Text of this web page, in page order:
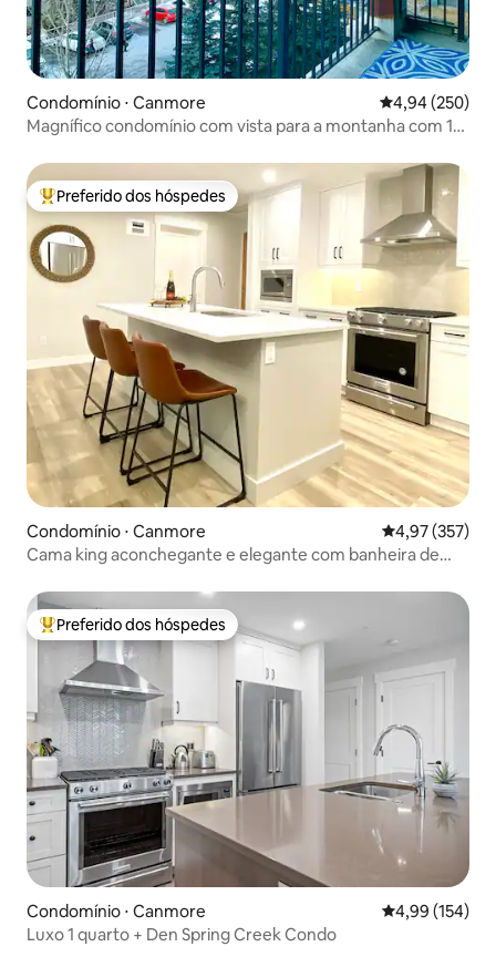
Condomínio ⋅ Canmore 4,94 de uma
4,94 (250)
Magnífico condomínio com vista para a montanha com 1
Entre os melhores preferidos dos hóspedes
Preferido dos hóspedes
Condomínio ⋅ Canmore 4,97 de uma
4,97 (357)
Cama king aconchegante e elegante com banheira de
Entre os melhores preferidos dos hóspedes
Preferido dos hóspedes
Condomínio ⋅ Canmore 4,99 de uma
4,99 (154)
Luxo 1 quarto + Den Spring Creek Condo